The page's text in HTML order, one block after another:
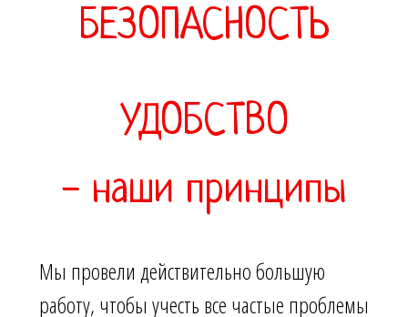
БЕЗОПАСНОСТЬ
УДОБСТВО
- наши принципы
Мы провели действительно большую
работу, чтобы учесть все частые проблемы